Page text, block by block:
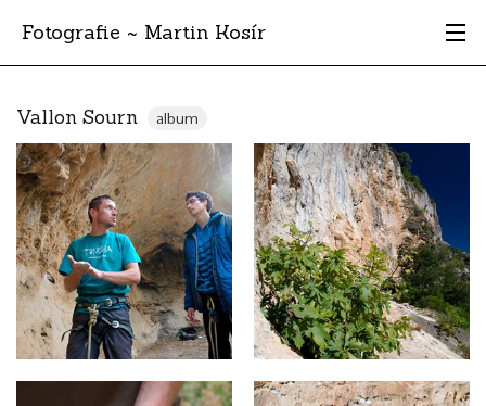
Fotografie ~ Martin Kosír
Albumy
Miesta
Archív
Vyhľadávanie
Vallon Sourn album